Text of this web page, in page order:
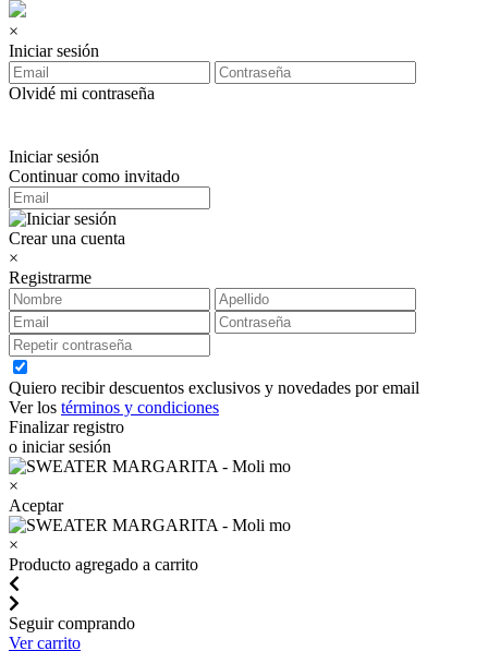
×
Iniciar sesión
Olvidé mi contraseña
Iniciar sesión
Continuar como invitado
Crear una cuenta
×
Registrarme
Quiero recibir descuentos exclusivos y novedades por email
Ver los términos y condiciones
Finalizar registro
o iniciar sesión
×
Aceptar
×
Producto agregado a carrito
Seguir comprando
Ver carrito